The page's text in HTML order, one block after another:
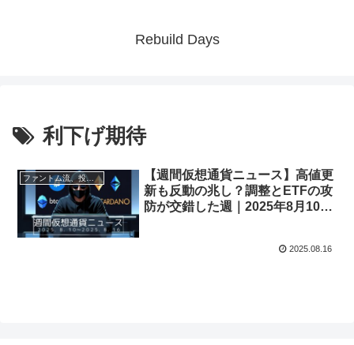
Rebuild Days
利下げ期待
ファントム流、投資と資産形成術
【週間仮想通貨ニュース】高値更
新も反動の兆し？調整とETFの攻
防が交錯した週｜2025年8月10
2025.08.16